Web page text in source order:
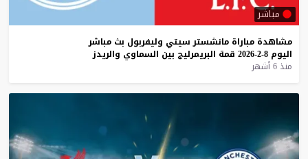
مباشر
مشاهدة مباراة مانشستر سيتي وليفربول بث مباشر
اليوم 8-2-2026 قمة البريمرليج بين السماوي والريدز
منذ 6 أشهر